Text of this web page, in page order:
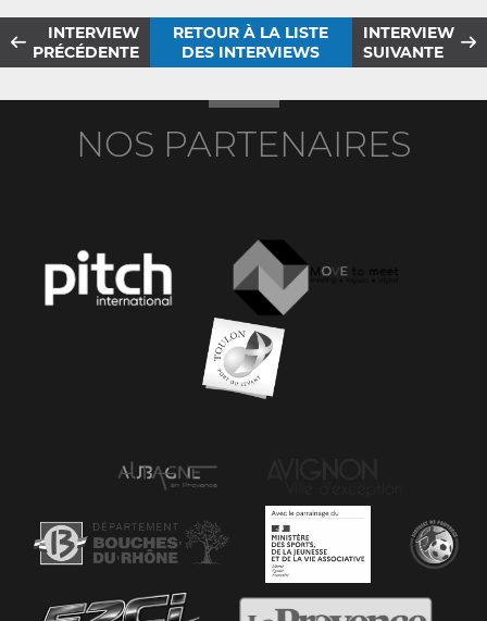
INTERVIEW
PRÉCÉDENTE
RETOUR À LA LISTE
DES INTERVIEWS
INTERVIEW
SUIVANTE
NOS PARTENAIRES